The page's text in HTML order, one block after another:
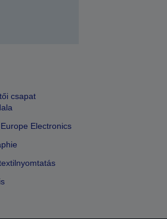
csapat
Electronics